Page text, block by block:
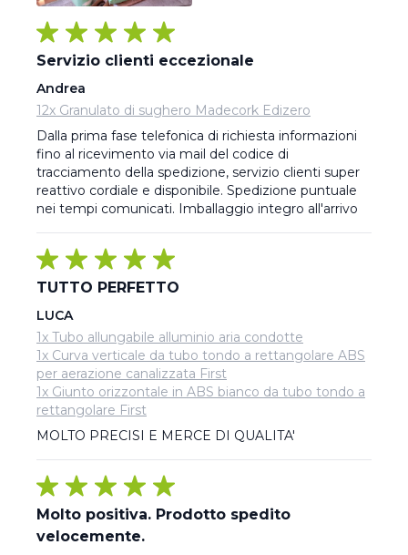
Servizio clienti eccezionale
Andrea
12x Granulato di sughero Madecork Edizero
Dalla prima fase telefonica di richiesta informazioni
fino al ricevimento via mail del codice di
tracciamento della spedizione, servizio clienti super
reattivo cordiale e disponibile. Spedizione puntuale
nei tempi comunicati. Imballaggio integro all'arrivo
TUTTO PERFETTO
LUCA
1x Tubo allungabile alluminio aria condotte
1x Curva verticale da tubo tondo a rettangolare ABS
per aerazione canalizzata First
1x Giunto orizzontale in ABS bianco da tubo tondo a
rettangolare First
MOLTO PRECISI E MERCE DI QUALITA'
Molto positiva. Prodotto spedito
velocemente.